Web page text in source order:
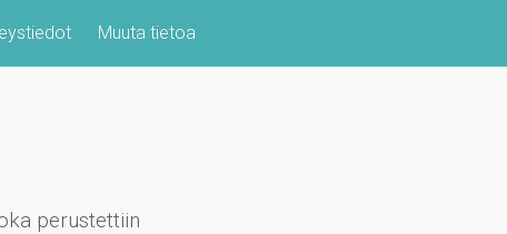
Muuta tietoa
perustettiin